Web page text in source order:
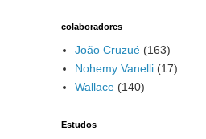
colaboradores
João Cruzué (163)
Nohemy Vanelli (17)
Wallace (140)
Estudos